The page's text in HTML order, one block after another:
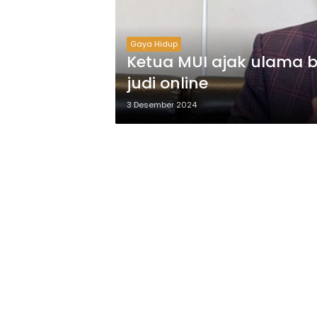
Gaya Hidup
Ketua MUI ajak ulama
judi online
3 Desember 2024